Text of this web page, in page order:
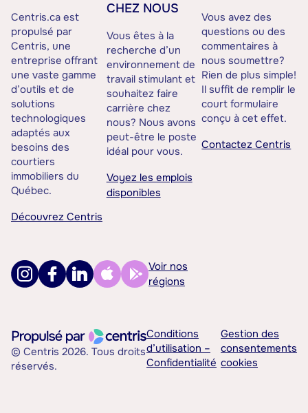
Centris.ca est
propulsé par
Centris, une
entreprise offrant
une vaste gamme
d’outils et de
solutions
technologiques
adaptés aux
besoins des
courtiers
immobiliers du
Québec.
Découvrez Centris
CHEZ NOUS
Vous êtes à la
recherche d’un
environnement de
travail stimulant et
souhaitez faire
carrière chez
nous? Nous avons
peut-être le poste
idéal pour vous.
Voyez les emplois
disponibles
Vous avez des
questions ou des
commentaires à
nous soumettre?
Rien de plus simple!
Il suffit de remplir le
court formulaire
conçu à cet effet.
Contactez Centris
Voir nos
régions
© Centris 2026. Tous droits
réservés.
Conditions
d’utilisation –
Confidentialité
Gestion des
consentements
cookies